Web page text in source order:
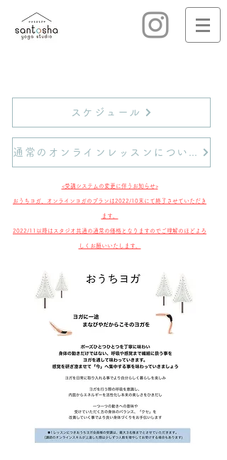
スケジュール
通常のオンラインレッスンについてはこちらから
<受講システムの変更に伴うお知らせ>
おうちヨガ、オンラインヨガのプランは2022/10末にて終了させていただき
ます。
​2022/11以降はスタジオ共通の通常の価格となりますのでご理解のほどよろ
しくお願いいたします。